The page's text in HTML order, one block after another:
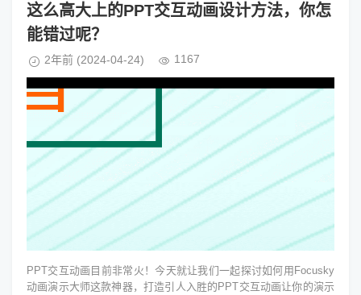
这么高大上的PPT交互动画设计方法，你怎
能错过呢？
2年前 (2024-04-24) 1167
PPT交互动画目前非常火！今天就让我们一起探讨如何用Focusky
动画演示大师这款神器，打造引人入胜的PPT交互动画让你的演示